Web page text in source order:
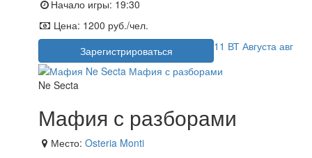
Начало игры: 19:30
Цена: 1200 руб./чел.
Зарегистрироваться
11 ВТ Августа авг
Ne Secta
Мафия с разборами
Место: Osteria Monti